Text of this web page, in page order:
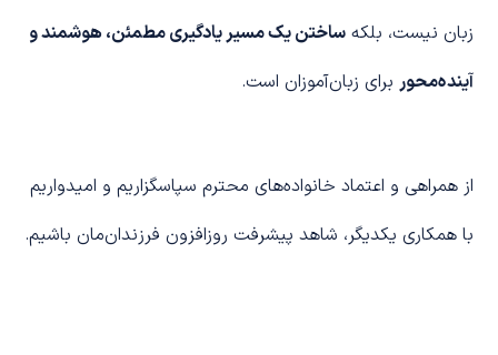
زبان نیست، بلکه ساختن یک مسیر یادگیری مطمئن، هوشمند و
آینده‌محور برای زبان‌آموزان است.
از همراهی و اعتماد خانواده‌های محترم سپاسگزاریم و امیدواریم
با همکاری یکدیگر، شاهد پیشرفت روزافزون فرزندان‌مان باشیم.